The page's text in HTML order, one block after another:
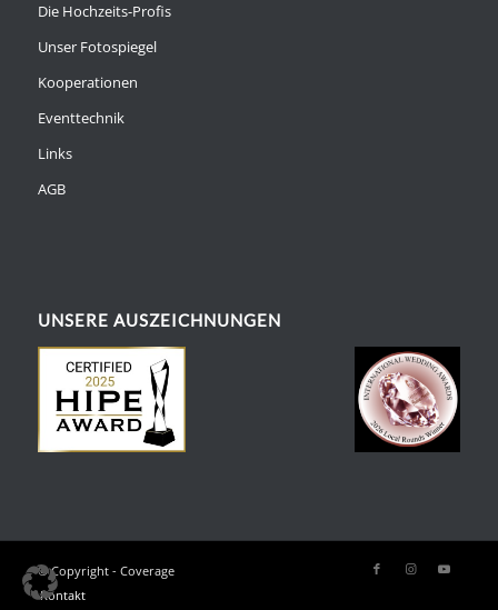
Die Hochzeits-Profis
Unser Fotospiegel
Kooperationen
Eventtechnik
Links
AGB
UNSERE AUSZEICHNUNGEN
© Copyright - Coverage
Kontakt